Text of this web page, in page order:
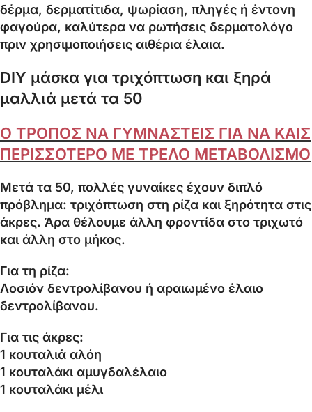
δέρμα, δερματίτιδα, ψωρίαση, πληγές ή έντονη
φαγούρα, καλύτερα να ρωτήσεις δερματολόγο
πριν χρησιμοποιήσεις αιθέρια έλαια.
DIY μάσκα για τριχόπτωση και ξηρά
μαλλιά μετά τα 50
Ο ΤΡΟΠΟΣ ΝΑ ΓΥΜΝΑΣΤΕΙΣ ΓΙΑ ΝΑ ΚΑΙΣ
ΠΕΡΙΣΣΟΤΕΡΟ ΜΕ ΤΡΕΛΟ ΜΕΤΑΒΟΛΙΣΜΟ
Μετά τα 50, πολλές γυναίκες έχουν διπλό
πρόβλημα: τριχόπτωση στη ρίζα και ξηρότητα στις
άκρες. Άρα θέλουμε άλλη φροντίδα στο τριχωτό
και άλλη στο μήκος.
Για τη ρίζα:
Λοσιόν δεντρολίβανου ή αραιωμένο έλαιο
δεντρολίβανου.
Για τις άκρες:
1 κουταλιά αλόη
1 κουταλάκι αμυγδαλέλαιο
1 κουταλάκι μέλι